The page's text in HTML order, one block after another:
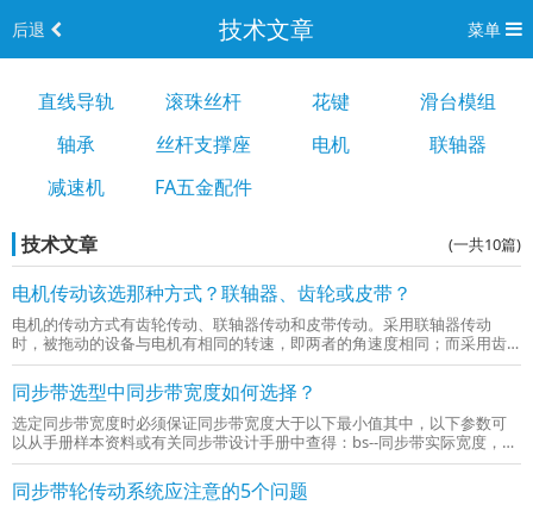
后退 技术文章 菜单
直线导轨 滚珠丝杆 花键
滑台模组
轴承
丝杆支撑座 电机
联轴器
减速机
FA五金配件
技术文章 (一共10篇)
电机传动该选那种方式？联轴器、齿轮或皮带？
电机的传动方式有齿轮传动、联轴器传动和皮带传动。采用联轴器传动
时，被拖动的设备与电机有相同的转速，即两者的角速度相同；而采用齿
轮或皮带传动的情况，两者之间有变速关系。皮带传动的适用性和特性分
析皮带传动适用于电机与被拖动设备轴中心距离较远的场合，传动过程相
对平稳...
同步带选型中同步带宽度如何选择？
选定同步带宽度时必须保证同步带宽度大于以下最小值其中，以下参数可
以从手册样本资料或有关同步带设计手册中查得：bs--同步带实际宽度，
mm；bs。--同步带系列的最小宽度，mm；P--设计负载功率，W；P。-最
小同步带宽度能传递的额定功率，W；K1--同步带长度...
同步带轮传动系统应注意的5个问题